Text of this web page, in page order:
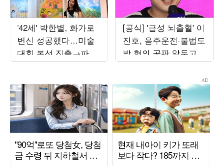
'42세' 박한별, 화가로
변신 성공했다…미술
대회 본선 진출→파리
초대전까지 '못 하는
[공식] '급성 뇌출혈' 이
진호, 음주운전·불법도
박 혐의 공판 앞두고
퇴원했다…"안정 취하